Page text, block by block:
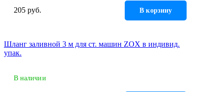
205 руб. В корзину
Шланг заливной 3 м для ст. машин ZOX в индивид.
упак.
В наличии